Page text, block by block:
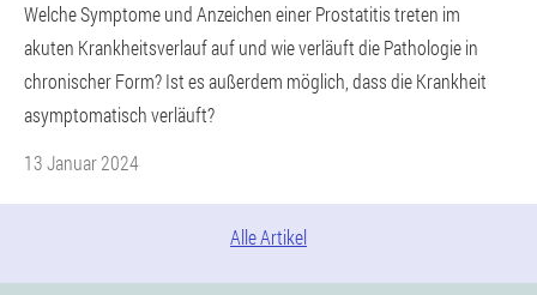
Welche Symptome und Anzeichen einer Prostatitis treten im
akuten Krankheitsverlauf auf und wie verläuft die Pathologie in
chronischer Form? Ist es außerdem möglich, dass die Krankheit
asymptomatisch verläuft?
13 Januar 2024
Alle Artikel